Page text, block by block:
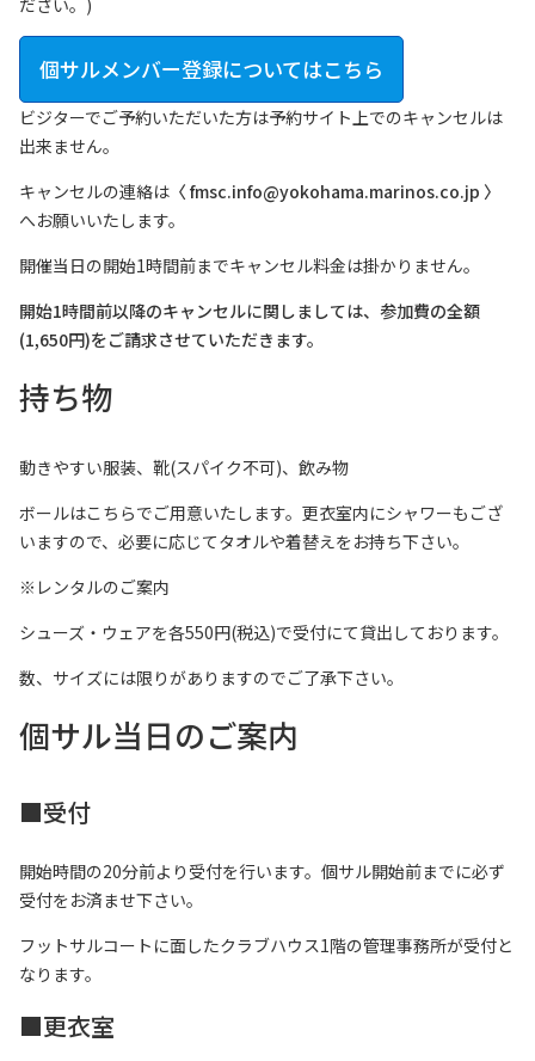
個サルメンバー登録についてはこちら
ビジターでご予約いただいた方は予約サイト上でのキャンセルは
出来ません。
キャンセルの連絡は 〈 fmsc.info@yokohama.marinos.co.jp 〉
へお願いいたします。
開催当日の開始1時間前までキャンセル料金は掛かりません。
開始1時間前以降のキャンセルに関しましては、参加費の全額
(1,650円)をご請求させていただきます。
持ち物
動きやすい服装、靴(スパイク不可)、飲み物
ボールはこちらでご用意いたします。更衣室内にシャワーもござ
いますので、必要に応じてタオルや着替えをお持ち下さい。
※レンタルのご案内
シューズ・ウェアを各550円(税込)で受付にて貸出しております。
数、サイズには限りがありますのでご了承下さい。
個サル当日のご案内
■受付
開始時間の20分前より受付を行います。個サル開始前までに必ず
受付をお済ませ下さい。
フットサルコートに面したクラブハウス1階の管理事務所が受付と
なります。
■更衣室